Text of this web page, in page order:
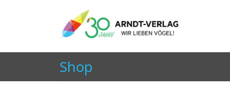
+49 7252 9707310
Shop
Aktuelle Seite: